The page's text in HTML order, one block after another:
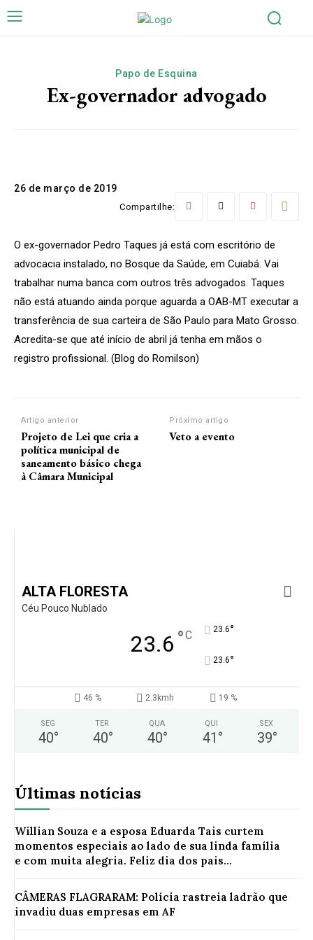
Papo de Esquina
Ex-governador advogado
26 de março de 2019
Compartilhe:
O ex-governador Pedro Taques já está com escritório de
advocacia instalado, no Bosque da Saúde, em Cuiabá. Vai
trabalhar numa banca com outros três advogados. Taques
não está atuando ainda porque aguarda a OAB-MT executar a
transferência de sua carteira de São Paulo para Mato Grosso.
Acredita-se que até início de abril já tenha em mãos o
registro profissional. (Blog do Romilson)
Artigo anterior
Projeto de Lei que cria a
política municipal de
saneamento básico chega
à Câmara Municipal
Próximo artigo
Veto a evento
ALTA FLORESTA
Céu Pouco Nublado
23.6 °C 23.6°
23.6°
46 % 2.3kmh 19 %
SEG
40°
TER
40°
QUA
40°
QUI
41 °
SEX
39°
Últimas notícias
Willian Souza e a esposa Eduarda Tais curtem
momentos especiais ao lado de sua linda família
e com muita alegria. Feliz dia dos pais...
CÂMERAS FLAGRARAM: Polícia rastreia ladrão que
invadiu duas empresas em AF